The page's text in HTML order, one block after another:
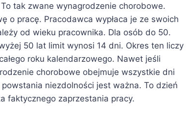
tak zwane wynagrodzenie chorobowe.
o pracę. Pracodawca wypłaca je ze swoich
od wieku pracownika. Dla osób do 50.
50 lat limit wynosi 14 dni. Okres ten liczy
roku kalendarzowego. Nawet jeśli
chorobowe obejmuje wszystkie dni
niezdolności jest ważna. To dzień
faktycznego zaprzestania pracy.